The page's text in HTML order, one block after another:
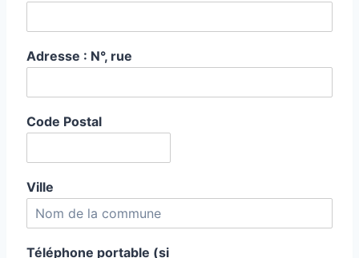
Adresse : N°, rue
Code Postal
Ville
Téléphone portable (si